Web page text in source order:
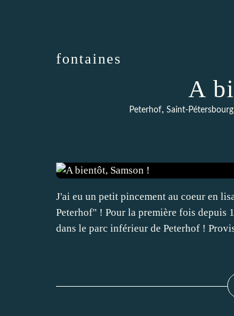
fontaines
A
Peterhof, Saint-Pétersbourg
J'ai eu un petit pincement au coeur en
Peterhof" ! Pour la première fois depuis
dans le parc inférieur de Peterhof !